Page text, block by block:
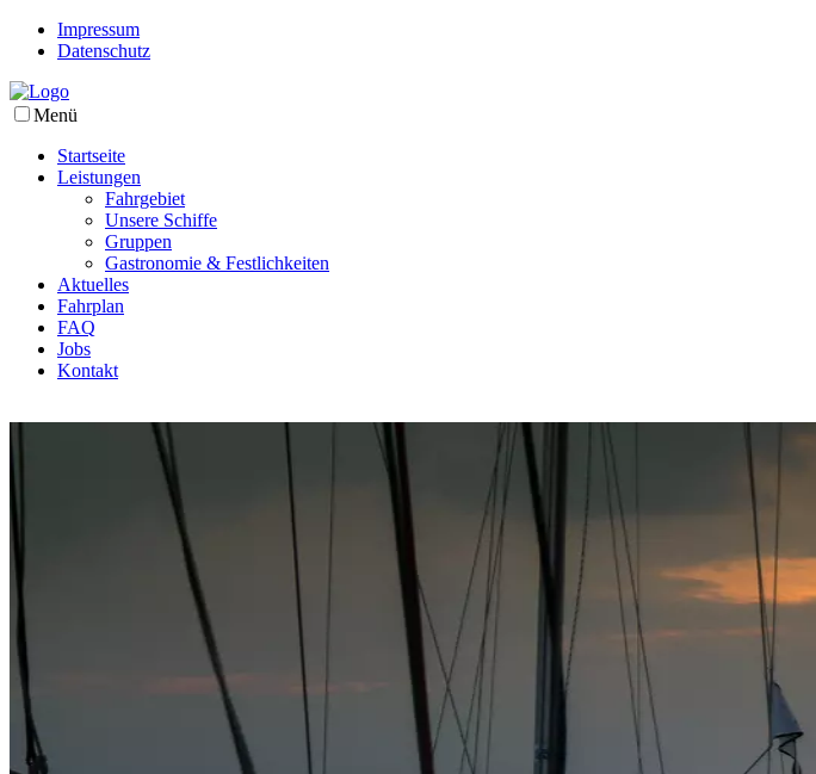
Impressum
Datenschutz
Menü
Startseite
Leistungen
Fahrgebiet
Unsere Schiffe
Gruppen
Gastronomie & Festlichkeiten
Aktuelles
Fahrplan
FAQ
Jobs
Kontakt